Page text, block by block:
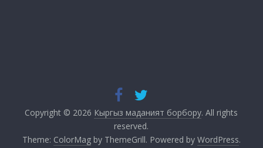
Copyright © 2026 Кыргыз маданият борбору. All rights
reserved.
Theme: ColorMagby ThemeGrill. Powered by WordPress.